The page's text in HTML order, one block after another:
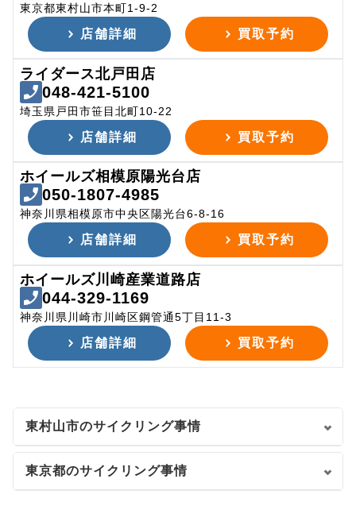
東京都東村山市本町1-9-2
店舗詳細 買取予約
ライダース北戸田店
048-421-5100
埼玉県戸田市笹目北町10-22
店舗詳細 買取予約
ホイールズ相模原陽光台店
050-1807-4985
神奈川県相模原市中央区陽光台6-8-16
店舗詳細 買取予約
ホイールズ川崎産業道路店
044-329-1169
神奈川県川崎市川崎区鋼管通5丁目11-3
店舗詳細 買取予約
東村山市のサイクリング事情
東京都のサイクリング事情